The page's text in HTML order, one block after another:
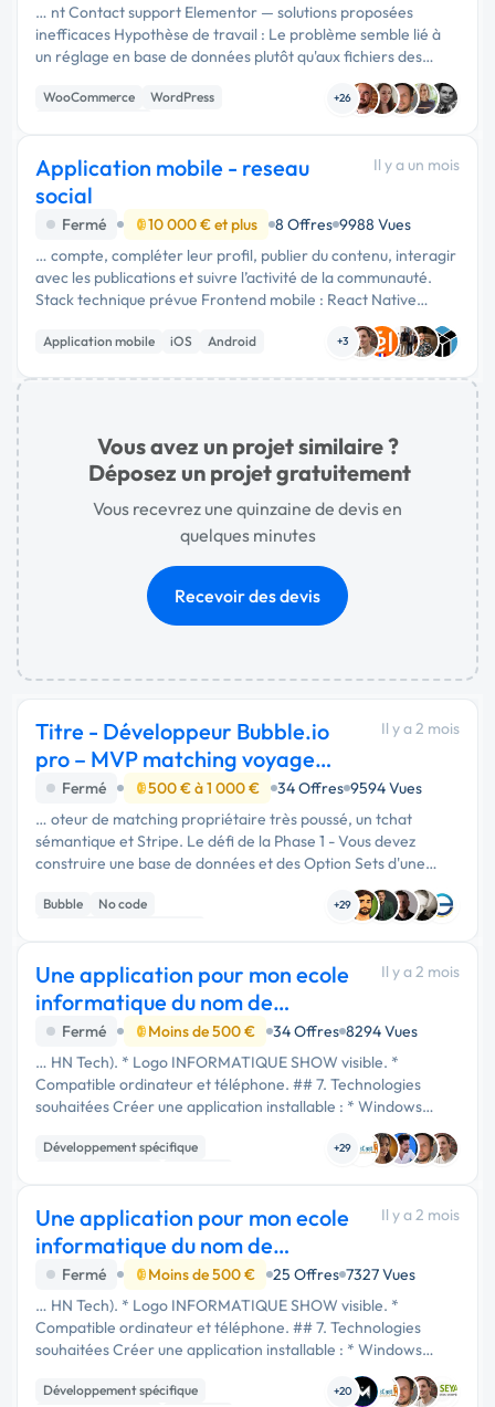
… nt Contact support Elementor — solutions proposées
inefficaces Hypothèse de travail : Le problème semble lié à
un réglage en base de données plutôt qu'aux fichiers des
plugins eux-mêmes (puisque le rollback + restauration de
fichiers …
WooCommerce
WordPress
+26
Application mobile - reseau
social
Il y a un mois
Fermé 10 000 € et plus 8 Offres 9988 Vues
… compte, compléter leur profil, publier du contenu, interagir
avec les publications et suivre l’activité de la communauté.
Stack technique prévue Frontend mobile : React Native
Backend : NestJS ( Fastify) Base de données : PostgreSQL …
Application mobile iOS Android +3
Vous avez un projet similaire ?
Déposez un projet gratuitement
Vous recevrez une quinzaine de devis en
quelques minutes
Recevoir des devis
Titre - Développeur Bubble.io
pro – MVP matching voyage
(Phase 1 )
Il y a 2 mois
Fermé 500 € à 1 000 € 34 Offres 9594 Vues
… oteur de matching propriétaire très poussé, un tchat
sémantique et Stripe. Le défi de la Phase 1 - Vous devez
construire une base de données et des Option Sets d'une
logique implacable. En Phase 2, un algorithme calculera un
score global …
Bubble
No code
+29
Une application pour mon ecole
informatique du nom de
InformatiqueShow
Il y a 2 mois
Fermé Moins de 500 € 34 Offres 8294 Vues
… HN Tech). * Logo INFORMATIQUE SHOW visible. *
Compatible ordinateur et téléphone. ## 7. Technologies
souhaitées Créer une application installable : * Windows
(.exe) * Android (.apk) Avec : * Base de données sécurisée. *
Sauvegarde des données. …
Développement spécifique
+29
Une application pour mon ecole
informatique du nom de
InformatiqueShow
Il y a 2 mois
Fermé Moins de 500 € 25 Offres 7327 Vues
… HN Tech). * Logo INFORMATIQUE SHOW visible. *
Compatible ordinateur et téléphone. ## 7. Technologies
souhaitées Créer une application installable : * Windows
(.exe) * Android (.apk) Avec : * Base de données sécurisée. *
Sauvegarde des données. …
Développement spécifique
+20